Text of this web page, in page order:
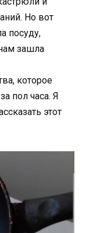
Но вот
посуду,
зашла
которое
пол часа. Я
этот